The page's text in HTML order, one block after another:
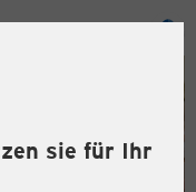
sie für Ihr